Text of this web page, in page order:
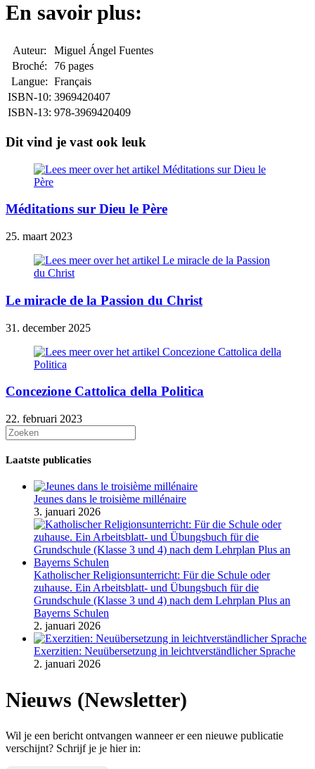
En savoir plus:
Auteur:
Miguel Ángel Fuentes
Broché:
76 pages
Langue: Français
ISBN-10: 3969420407
ISBN-13: 978-3969420409
Dit vind je vast ook leuk
Méditations sur Dieu le Père
25. maart 2023
Le miracle de la Passion du Christ
31. december 2025
Concezione Cattolica della Politica
22. februari 2023
Laatste publicaties
Jeunes dans le troisième millénaire
3. januari 2026
Katholischer Religionsunterricht: Für die Schule oder
zuhause. Ein Arbeitsblatt- und Übungsbuch für die
Grundschule (Klasse 3 und 4) nach dem Lehrplan Plus an
Bayerns Schulen
2. januari 2026
Exerzitien: Neuübersetzung in leichtverständlicher Sprache
2. januari 2026
Nieuws (Newsletter)
Wil je een bericht ontvangen wanneer er een nieuwe publicatie
verschijnt? Schrijf je je hier in: